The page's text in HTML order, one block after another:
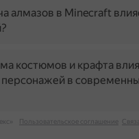
алмазов в Minecraft
костюмов и крафта
персонажей в
Пользовательское соглашение